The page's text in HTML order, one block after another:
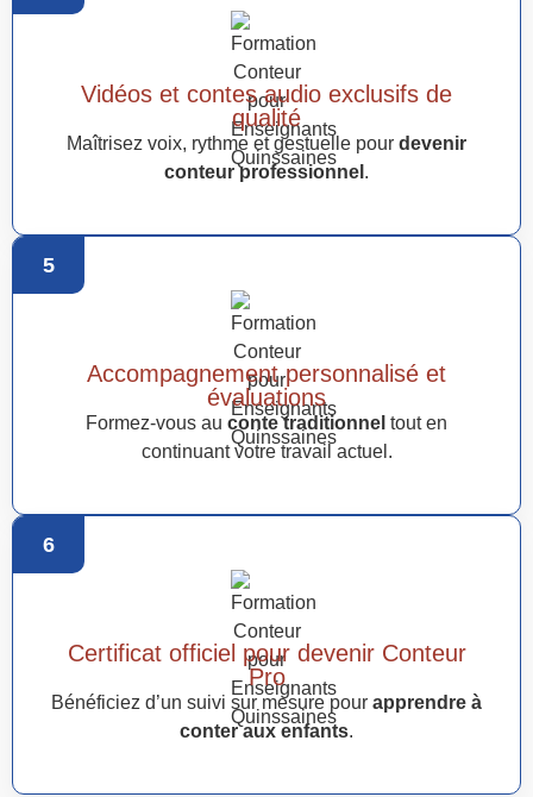
Vidéos et contes audio exclusifs de
qualité
Maîtrisez voix, rythme et gestuelle pour devenir
conteur professionnel .
5
Accompagnement personnalisé et
évaluations
Formez-vous au conte traditionnel tout en
continuant votre travail actuel.
6
Certificat officiel pour devenir Conteur
Pro
Bénéficiez d’un suivi sur mesure pour apprendre à
conter aux enfants.